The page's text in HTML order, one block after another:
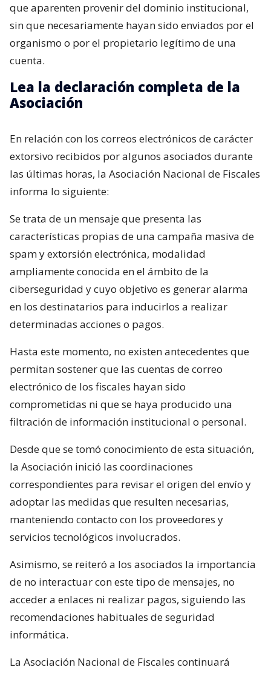
que aparenten provenir del dominio institucional,
sin que necesariamente hayan sido enviados por el
organismo o por el propietario legítimo de una
cuenta.
Lea la declaración completa de la
Asociación
En relación con los correos electrónicos de carácter
extorsivo recibidos por algunos asociados durante
las últimas horas, la Asociación Nacional de Fiscales
informa lo siguiente:
Se trata de un mensaje que presenta las
características propias de una campaña masiva de
spam y extorsión electrónica, modalidad
ampliamente conocida en el ámbito de la
ciberseguridad y cuyo objetivo es generar alarma
en los destinatarios para inducirlos a realizar
determinadas acciones o pagos.
Hasta este momento, no existen antecedentes que
permitan sostener que las cuentas de correo
electrónico de los fiscales hayan sido
comprometidas ni que se haya producido una
filtración de información institucional o personal.
Desde que se tomó conocimiento de esta situación,
la Asociación inició las coordinaciones
correspondientes para revisar el origen del envío y
adoptar las medidas que resulten necesarias,
manteniendo contacto con los proveedores y
servicios tecnológicos involucrados.
Asimismo, se reiteró a los asociados la importancia
de no interactuar con este tipo de mensajes, no
acceder a enlaces ni realizar pagos, siguiendo las
recomendaciones habituales de seguridad
informática.
La Asociación Nacional de Fiscales continuará